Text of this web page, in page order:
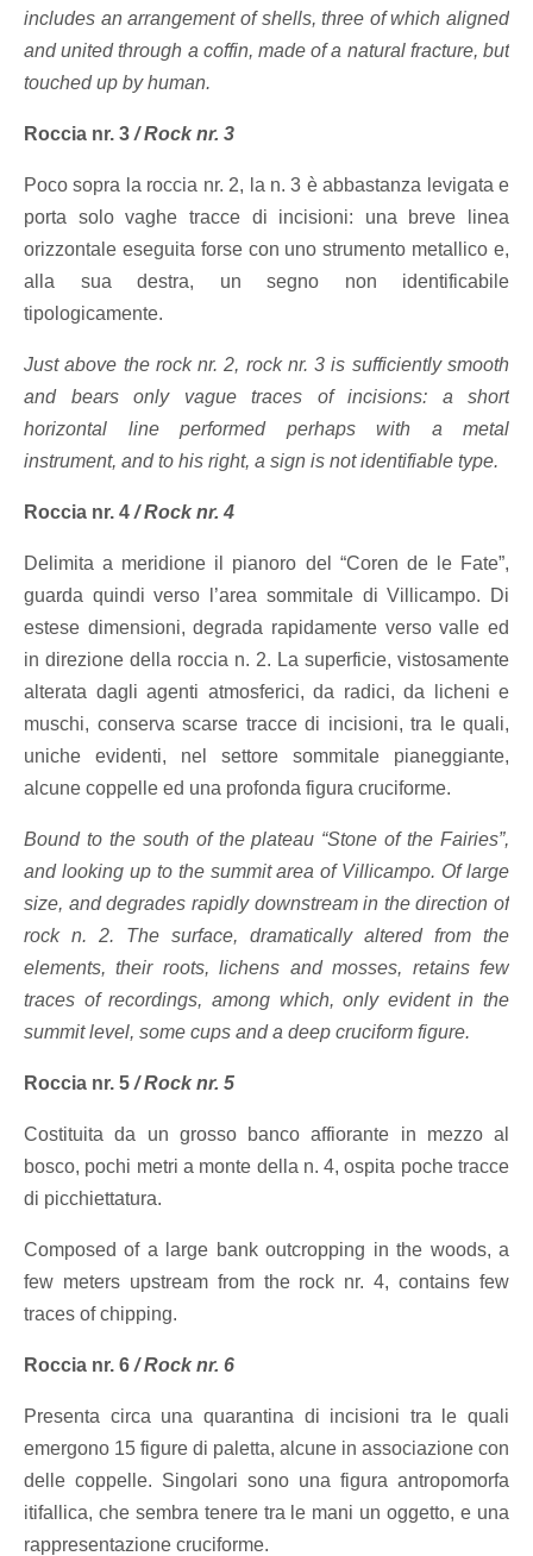
includes an arrangement of shells, three of which aligned
and united through a coffin, made of a natural fracture, but
touched up by human.
Roccia nr. 3 /Rock nr. 3
Poco sopra la roccia nr. 2, la n. 3 è abbastanza levigata e
porta solo vaghe tracce di incisioni: una breve linea
orizzontale eseguita forse con uno strumento metallico e,
alla sua destra, un segno non identificabile
tipologicamente.
Just above the rock nr. 2, rock nr. 3 is sufficiently smooth
and bears only vague traces of incisions: a short
horizontal line performed perhaps with a metal
instrument, and to his right, a sign is not identifiable type.
Roccia nr. 4 /Rock nr. 4
Delimita a meridione il pianoro del “Coren de le Fate”,
guarda quindi verso l’area sommitale di Villicampo. Di
estese dimensioni, degrada rapidamente verso valle ed
in direzione della roccia n. 2. La superficie, vistosamente
alterata dagli agenti atmosferici, da radici, da licheni e
muschi, conserva scarse tracce di incisioni, tra le quali,
uniche evidenti, nel settore sommitale pianeggiante,
alcune coppelle ed una profonda figura cruciforme.
Bound to the south of the plateau “Stone of the Fairies”,
and looking up to the summit area of Villicampo. Of large
size, and degrades rapidly downstream in the direction of
rock n. 2. The surface, dramatically altered from the
elements, their roots, lichens and mosses, retains few
traces of recordings, among which, only evident in the
summit level, some cups and a deep cruciform figure.
Roccia nr. 5 /Rock nr. 5
Costituita da un grosso banco affiorante in mezzo al
bosco, pochi metri a monte della n. 4, ospita poche tracce
di picchiettatura.
Composed of a large bank outcropping in the woods, a
few meters upstream from the rock nr. 4, contains few
traces of chipping.
Roccia nr. 6 /Rock nr. 6
Presenta circa una quarantina di incisioni tra le quali
emergono 15 figure di paletta, alcune in associazione con
delle coppelle. Singolari sono una figura antropomorfa
itifallica, che sembra tenere tra le mani un oggetto, e una
rappresentazione cruciforme.